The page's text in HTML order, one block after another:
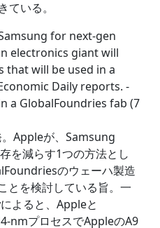
ている。
for next-gen
electronics giant will
that will be used in a
Daily reports. -
a GlobalFoundries fab (7
Appleが、Samsung
を減らす1つの方法とし
のウェーハ製造
とを検討している旨。一
よると、Appleと
nmプロセスでAppleのA9